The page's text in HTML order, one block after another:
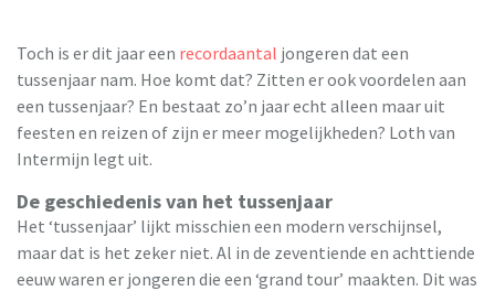
Toch is er dit jaar een recordaantal jongeren dat een
tussenjaar nam. Hoe komt dat? Zitten er ook voordelen aan
een tussenjaar? En bestaat zo’n jaar echt alleen maar uit
feesten en reizen of zijn er meer mogelijkheden? Loth van
Intermijn legt uit.
De geschiedenis van het tussenjaar
Het ‘tussenjaar’ lijkt misschien een modern verschijnsel,
maar dat is het zeker niet. Al in de zeventiende en achttiende
eeuw waren er jongeren die een ‘grand tour’ maakten. Dit was